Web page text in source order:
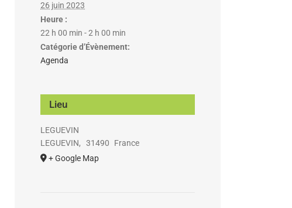
26 juin 2023
Heure :
22 h 00 min - 2 h 00 min
Catégorie d’Évènement:
Agenda
Lieu
LEGUEVIN
LEGUEVIN, 31490
France
+ Google Map